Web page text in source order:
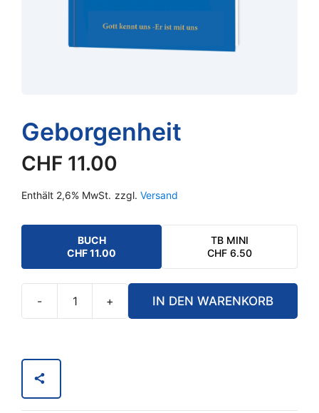
Geborgenheit
CHF 11.00
Enthält 2,6% MwSt. zzgl. Versand
BUCH
CHF11.00
TB MINI
CHF 6.50
-
Geborgenheit
+ IN DEN WARENKORB